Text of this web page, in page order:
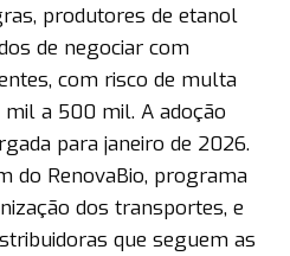
produtores de etanol
de negociar com
com risco de multa
a 500 mil. A adoção
para janeiro de 2026.
do RenovaBio, programa
dos transportes, e
que seguem as